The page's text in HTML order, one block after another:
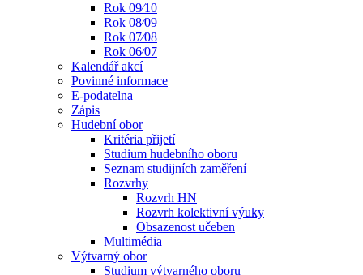
Rok 09⁄10
Rok 08⁄09
Rok 07⁄08
Rok 06⁄07
Kalendář akcí
Povinné informace
E-podatelna
Zápis
Hudební obor
Kritéria přijetí
Studium hudebního oboru
Seznam studijních zaměření
Rozvrhy
Rozvrh HN
Rozvrh kolektivní výuky
Obsazenost učeben
Multimédia
Výtvarný obor
Studium výtvarného oboru